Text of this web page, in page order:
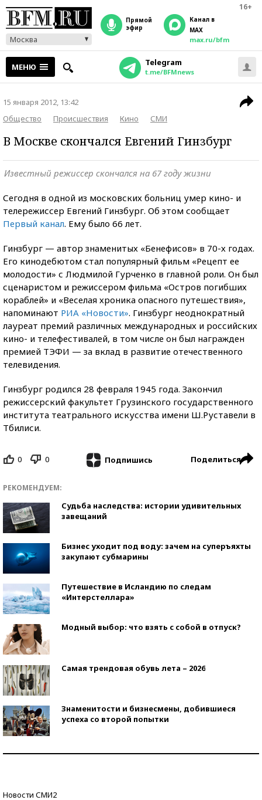
16+
Москва
прямой
эфир
Канал в
MAX
max.ru/bfm
МЕНЮ Telegram
t.me/BFMnews
15 января 2012, 13:42
Общество
Происшествия Кино СМИ
В Москве скончался Евгений Гинзбург
Известный режиссер скончался на 67 году жизни
Сегодня в одной из московских больниц умер кино- и
телережиссер Евгений Гинзбург. Об этом сообщает
Первый канал. Ему было 66 лет.
Гинзбург — автор знаменитых «Бенефисов» в 70-х годах.
Его кинодебютом стал популярный фильм «Рецепт ее
молодости» с Людмилой Гурченко в главной роли. Он был
сценаристом и режиссером фильма «Остров погибших
кораблей» и «Веселая хроника опасного путешествия»,
напоминают РИА «Новости». Гинзбург неоднократный
лауреат премий различных международных и российских
кино- и телефестивалей, в том числе он был награжден
премией ТЭФИ — за вклад в развитие отечественного
телевидения.
Гинзбург родился 28 февраля 1945 года. Закончил
режиссерский факультет Грузинского государственного
института театрального искусства имени Ш.Руставели в
Тбилиси.
0 0 Подпишись Поделиться
РЕКОМЕНДУЕМ:
Судьба наследства: истории удивительных
завещаний
Бизнес уходит под воду: зачем на суперъяхты
закупают субмарины
Путешествие в Исландию по следам
«Интерстеллара»
Модный выбор: что взять с собой в отпуск?
Самая трендовая обувь лета – 2026
Знаменитости и бизнесмены, добившиеся
успеха со второй попытки
Новости СМИ2